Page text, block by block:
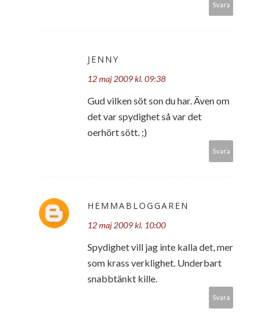
Svara
JENNY
12 maj 2009 kl. 09:38
Gud vilken söt son du har. Även om
det var spydighet så var det
oerhört sött. ;)
Svara
HEMMABLOGGAREN
12 maj 2009 kl. 10:00
Spydighet vill jag inte kalla det, mer
som krass verklighet. Underbart
snabbtänkt kille.
Svara